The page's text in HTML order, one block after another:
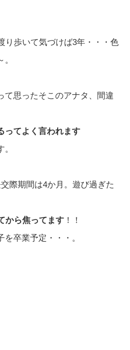
り歩いて気づけば3年・・・色
て思ったそこのアナタ、間違
ってよく言われます
際期間は4か月。遊び過ぎた
から焦ってます ！！
卒業予定・・・。